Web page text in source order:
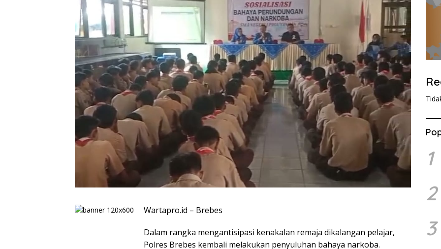
Wartapro.id – Brebes
Dalam rangka mengantisipasi kenakalan remaja dikalangan pelajar,
Polres Brebes kembali melakukan penyuluhan bahaya narkoba.
1
2
3